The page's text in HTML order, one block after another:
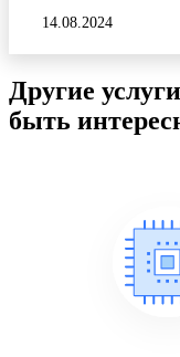
14.08.2024
Другие
быть